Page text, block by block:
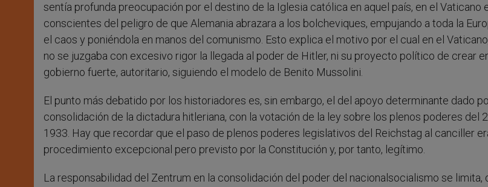
sentía profunda preocupación por el destino de la Iglesia católica en aquel país, en el Vaticano
conscientes del peligro de que Alemania abrazara a los bolcheviques, empujando a toda la
el caos y poniéndola en manos del comunismo. Esto explica el motivo por el cual en el
no se juzgaba con excesivo rigor la llegada al poder de Hitler, ni su proyecto político de crear
gobierno fuerte, autoritario, siguiendo el modelo de Benito Mussolini.
El punto más debatido por los historiadores es, sin embargo, el del apoyo determinante dado
consolidación de la dictadura hitleriana, con la votación de la ley sobre los plenos poderes del
1933. Hay que recordar que el paso de plenos poderes legislativos del Reichstag al canciller
procedimiento excepcional pero previsto por la Constitución y, por tanto, legítimo.
La responsabilidad del Zentrum en la consolidación del poder del nacionalsocialismo se limita,